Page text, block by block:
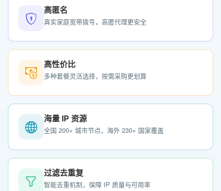
高匿名
真实家庭宽带拨号，高匿代理更安全
高性价比
多种套餐灵活选择，按需采购更划算
海量 IP 资源
全国 200+ 城市节点，海外 230+ 国家覆盖
过滤去重复
智能去重机制，保障 IP 质量与可用率